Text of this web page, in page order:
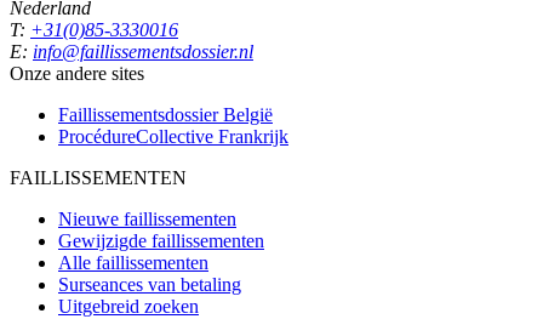
Nederland
T: +31(0)85-3330016
E: info@faillissementsdossier.nl
Onze andere sites
Faillissementsdossier België
ProcédureCollective Frankrijk
FAILLISSEMENTEN
Nieuwe faillissementen
Gewijzigde faillissementen
Alle faillissementen
Surseances van betaling
Uitgebreid zoeken